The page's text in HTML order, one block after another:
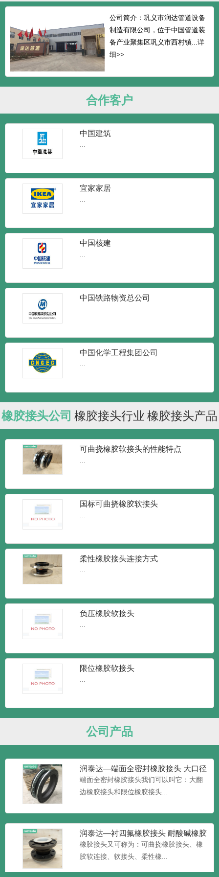
公司简介：巩义市润达管道设备
制造有限公司，位于中国管道装
备产业聚集区巩义市西村镇... 详
细>>
合作客户
中国建筑
...
宜家家居
...
中国核建
...
中国铁路物资总公司
...
中国化学工程集团公司
...
橡胶接头公司
新闻
橡胶接头行业
新闻
橡胶接头产品
知识
可曲挠橡胶软接头的性能特点
...
国标可曲挠橡胶软接头
...
柔性橡胶接头连接方式
...
负压橡胶软接头
...
限位橡胶软接头
...
公司产品
润泰达-橡胶接头单球体弹性橡胶软接
头
润泰达-橡胶接头单球体弹性橡胶软接头橡
润泰达-KXT型可曲挠橡胶接头 柔性
头又叫做橡胶管软接...
可曲挠橡胶膨胀接头
润泰达-DN200单球体橡胶柔性接头 可曲挠
润泰达—端面全密封橡胶接头 大口径
加限位橡胶接头 大翻边橡
端面全密封橡胶接头我们可以叫它：大翻
边橡胶接头和限位橡胶接头...
润泰达—衬四氟橡胶接头 耐酸碱橡胶
软接头
橡胶接头又可称为：可曲挠橡胶接头、橡
胶软连接、软接头、柔性橡...